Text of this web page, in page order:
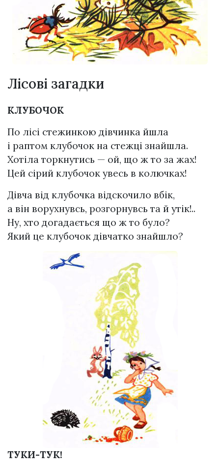
Лісові загадки
КЛУБОЧОК
По лісі стежинкою дівчинка йшла
і раптом клубочок на стежці знайшла.
Хотіла торкнутись — ой, що ж то за жах!
Цей сірий клубочок увесь в колючках!
Дівча від клубочка відскочило вбік,
а він ворухнувсь, розгорнувсь та й утік!..
Ну, хто догадається що ж то було?
Який це клубочок дівчатко знайшло?
ТУКИ-ТУК!